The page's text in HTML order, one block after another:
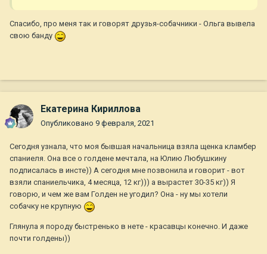
Спасибо, про меня так и говорят друзья-собачники - Ольга вывела
свою банду
Екатерина Кириллова
Опубликовано 9 февраля, 2021
Сегодня узнала, что моя бывшая начальница взяла щенка кламбер
спаниеля. Она все о голдене мечтала, на Юлию Любушкину
подписалась в инсте)) А сегодня мне позвонила и говорит - вот
взяли спаниельчика, 4 месяца, 12 кг))) а вырастет 30-35 кг)) Я
говорю, и чем же вам Голден не угодил? Она - ну мы хотели
собачку не крупную
Глянула я породу быстренько в нете - красавцы конечно. И даже
почти голдены))